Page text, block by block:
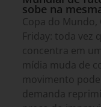
sobe na
Copa do Mundo,
Friday: toda vez
concentra em
mídia muda de
movimento
demanda